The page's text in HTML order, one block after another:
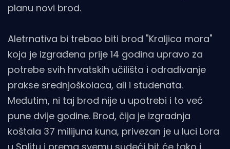
planu novi brod.
Aletrnativa bi trebao biti brod "Kraljica mora"
koja je izgrađena prije 14 godina upravo za
potrebe svih hrvatskih učilišta i odrađivanje
prakse srednjoškolaca, ali i studenata.
Međutim, ni taj brod nije u upotrebi i to već
pune dvije godine. Brod, čija je izgradnja
koštala 37 milijuna kuna, privezan je u luci Lora